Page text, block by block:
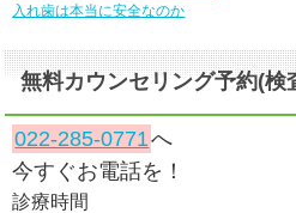
入れ歯は本当に安全なのか
無料カウンセリング予約(検
022-285-0771へ
今すぐお電話を！
診療時間